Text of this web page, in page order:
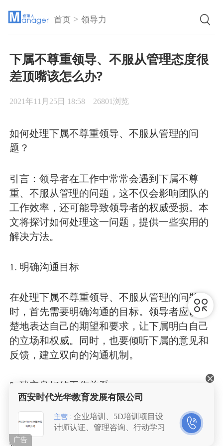
首页 >领导力
下属不尊重领导、不服从管理态度很
差顶嘴该怎么办?
2021年11月25日 18:58 26801浏览
如何处理下属不尊重领导、不服从管理的问
题？
引言：领导者在工作中常常会遇到下属不尊
重、不服从管理的问题，这不仅会影响团队的
工作效率，还可能导致领导者的权威受损。本
文将探讨如何处理这一问题，提供一些实用的
解决方法。
1. 明确沟通目标
在处理下属不尊重领导、不服从管理的问题
时，首先需要明确沟通的目标。领导者应该清
楚地表达自己的期望和要求，让下属明白自己
的立场和权威。同时，也要倾听下属的意见和
反馈，建立双向的沟通机制。
2. 建立良好的工作关系
建立良好的工作关系是解决下属不尊重领导问
题的关键。领导者应该尽量了解下属的需求和
西安时代光华教育发展有限公司
主营 : 企业培训、5D培训项目设
计师认证、管理咨询、行动学习
广告